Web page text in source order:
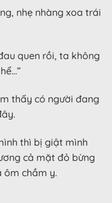
nhẹ nhàng xoa trái
quen rồi, ta không
thấy có người đang
thì bị giật mình
cả mặt đỏ bừng
ôm chầm y.